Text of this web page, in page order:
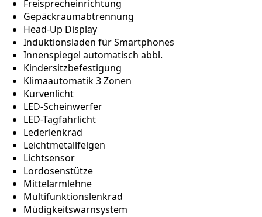
Freisprecheinrichtung
Gepäckraumabtrennung
Head-Up Display
Induktionsladen für Smartphones
Innenspiegel automatisch abbl.
Kindersitzbefestigung
Klimaautomatik 3 Zonen
Kurvenlicht
LED-Scheinwerfer
LED-Tagfahrlicht
Lederlenkrad
Leichtmetallfelgen
Lichtsensor
Lordosenstütze
Mittelarmlehne
Multifunktionslenkrad
Müdigkeitswarnsystem